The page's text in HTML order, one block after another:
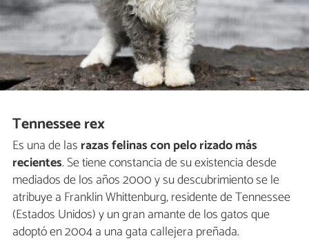
Tennessee rex
Es una de las razas felinas con pelo rizado más
recientes. Se tiene constancia de su existencia desde
mediados de los años 2000 y su descubrimiento se le
atribuye a Franklin Whittenburg, residente de Tennessee
(Estados Unidos) y un gran amante de los gatos que
adoptó en 2004 a una gata callejera preñada.